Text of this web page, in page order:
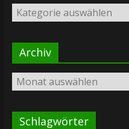
Kategorien
Archiv
Archiv
Schlagwörter